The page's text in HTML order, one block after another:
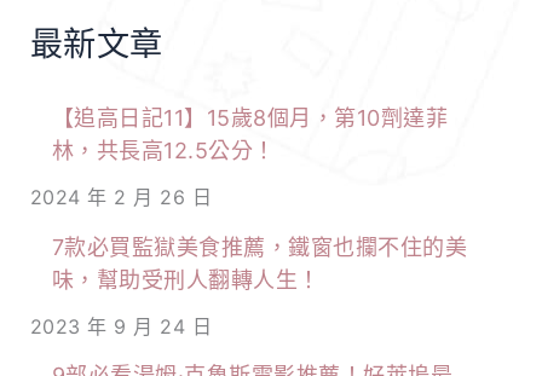
最新文章
【追高日記11】15歲8個月，第10劑達菲
林，共長高12.5公分！
2024 年 2 月 26 日
7款必買監獄美食推薦，鐵窗也攔不住的美
味，幫助受刑人翻轉人生！
2023 年 9 月 24 日